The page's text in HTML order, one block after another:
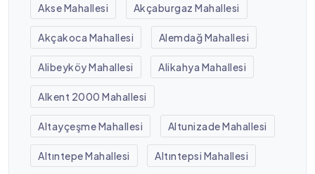
Akse Mahallesi Akçaburgaz Mahallesi
Akçakoca Mahallesi Alemdağ Mahallesi
Alibeyköy Mahallesi Alikahya Mahallesi
Alkent 2000 Mahallesi
Altayçeşme Mahallesi Altunizade Mahallesi
Altıntepe Mahallesi Altıntepsi Mahallesi